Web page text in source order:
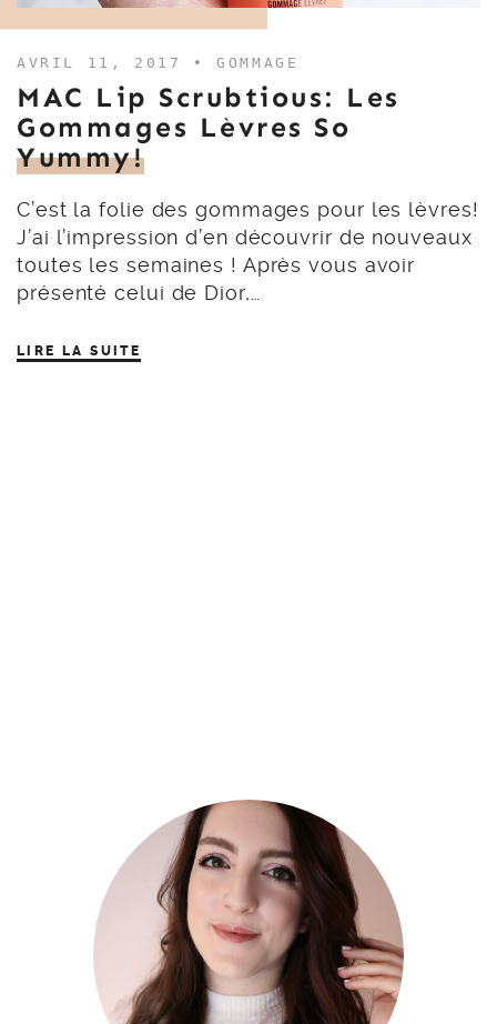
AVRIL 11, 2017 •GOMMAGE
MAC Lip Scrubtious: Les
Gommages Lèvres So
Yummy!
C’est la folie des gommages pour les lèvres!
J’ai l’impression d’en découvrir de nouveaux
toutes les semaines ! Après vous avoir
présenté celui de Dior,…
LIRE LA SUITE